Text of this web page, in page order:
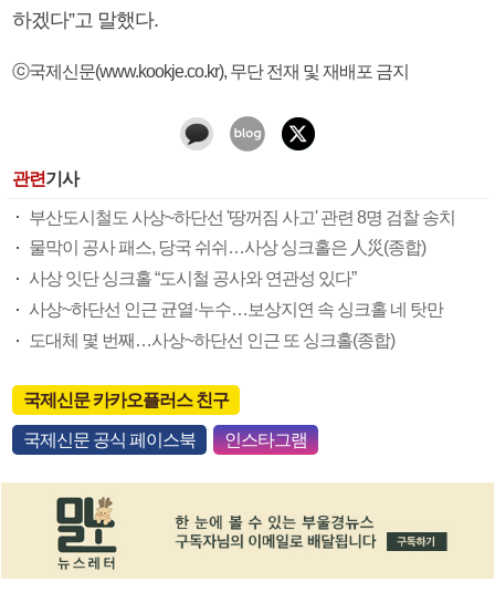
하겠다”고 말했다.
ⓒ국제신문(www.kookje.co.kr), 무단 전재 및 재배포 금지
관련기사
부산도시철도 사상~하단선 '땅꺼짐 사고' 관련 8명 검찰 송치
물막이 공사 패스, 당국 쉬쉬…사상 싱크홀은 人災(종합)
사상 잇단 싱크홀 “도시철 공사와 연관성 있다”
사상~하단선 인근 균열·누수…보상지연 속 싱크홀 네 탓만
도대체 몇 번째…사상~하단선 인근 또 싱크홀(종합)
국제신문 카카오플러스 친구
국제신문 공식 페이스북 인스타그램